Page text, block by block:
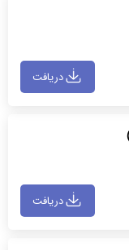
دریافت
دریافت